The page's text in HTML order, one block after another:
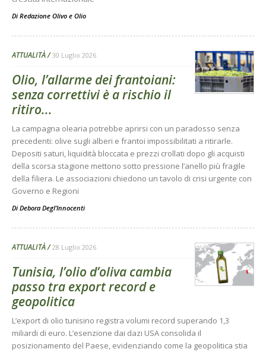
Di Redazione Olivo e Olio
ATTUALITÀ 30 Luglio 2026
Olio, l’allarme dei frantoiani:
senza correttivi è a rischio il
ritiro...
La campagna olearia potrebbe aprirsi con un paradosso senza
precedenti: olive sugli alberi e frantoi impossibilitati a ritirarle.
Depositi saturi, liquidità bloccata e prezzi crollati dopo gli acquisti
della scorsa stagione mettono sotto pressione l’anello più fragile
della filiera. Le associazioni chiedono un tavolo di crisi urgente con
Governo e Regioni
Di Debora Degl’Innocenti
ATTUALITÀ 28 Luglio 2026
Tunisia, l’olio d’oliva cambia
passo tra export record e
geopolitica
L’export di olio tunisino registra volumi record superando 1,3
miliardi di euro. L’esenzione dai dazi USA consolida il
posizionamento del Paese, evidenziando come la geopolitica stia